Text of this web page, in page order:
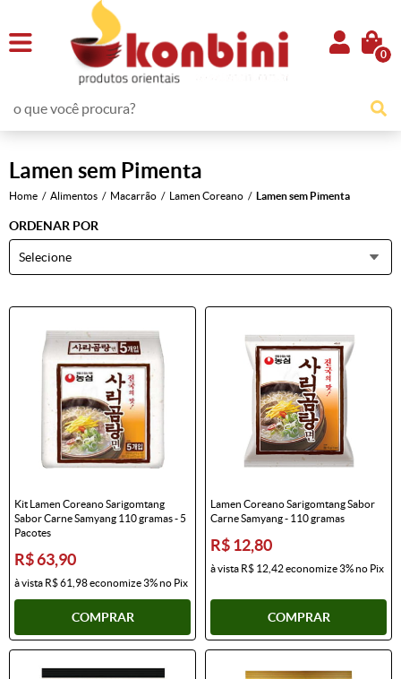
0
Lamen sem Pimenta
Home Alimentos Macarrão Lamen Coreano Lamen sem Pimenta
ORDENAR POR
Selecione
Kit Lamen Coreano Sarigomtang
Sabor Carne Samyang 110 gramas - 5
Pacotes
R$ 63,90
à vista R$ 61,98economize3%no Pix
COMPRAR
Lamen Coreano Sarigomtang Sabor
Carne Samyang - 110 gramas
R$ 12,80
à vista R$ 12,42economize3%no Pix
COMPRAR